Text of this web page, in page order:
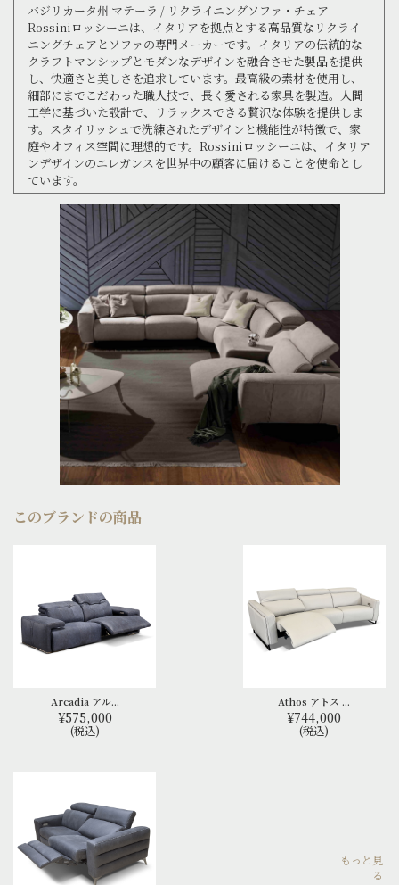
バジリカータ州 マテーラ / リクライニングソファ・チェア
Rossiniロッシーニは、イタリアを拠点とする高品質なリクライ
ニングチェアとソファの専門メーカーです。イタリアの伝統的な
クラフトマンシップとモダンなデザインを融合させた製品を提供
し、快適さと美しさを追求しています。最高級の素材を使用し、
細部にまでこだわった職人技で、長く愛される家具を製造。人間
工学に基づいた設計で、リラックスできる贅沢な体験を提供しま
す。スタイリッシュで洗練されたデザインと機能性が特徴で、家
庭やオフィス空間に理想的です。Rossiniロッシーニは、イタリア
ンデザインのエレガンスを世界中の顧客に届けることを使命とし
ています。
このブランドの商品
Arcadia アル...
¥575,000
(税込)
Athos アトス ...
¥744,000
(税込)
もっと見
る